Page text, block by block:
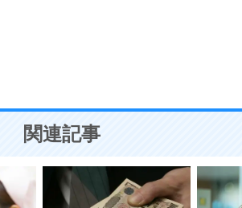
ことが大切。
関連記事